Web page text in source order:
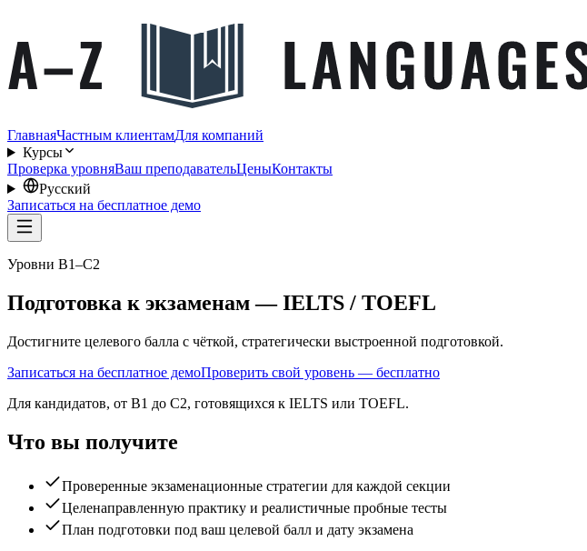
ГлавнаяЧастным клиентамДля компаний
Курсы
Проверка уровняВаш преподавательЦеныКонтакты
Русский
Записаться на бесплатное демо
Уровни B1–C2
Подготовка к экзаменам — IELTS / TOEFL
Достигните целевого балла с чёткой, стратегически выстроенной подготовкой.
Записаться на бесплатное демоПроверить свой уровень — бесплатно
Для кандидатов, от B1 до C2, готовящихся к IELTS или TOEFL.
Что вы получите
Проверенные экзаменационные стратегии для каждой секции
Целенаправленную практику и реалистичные пробные тесты
План подготовки под ваш целевой балл и дату экзамена